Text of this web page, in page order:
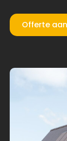
Offerte